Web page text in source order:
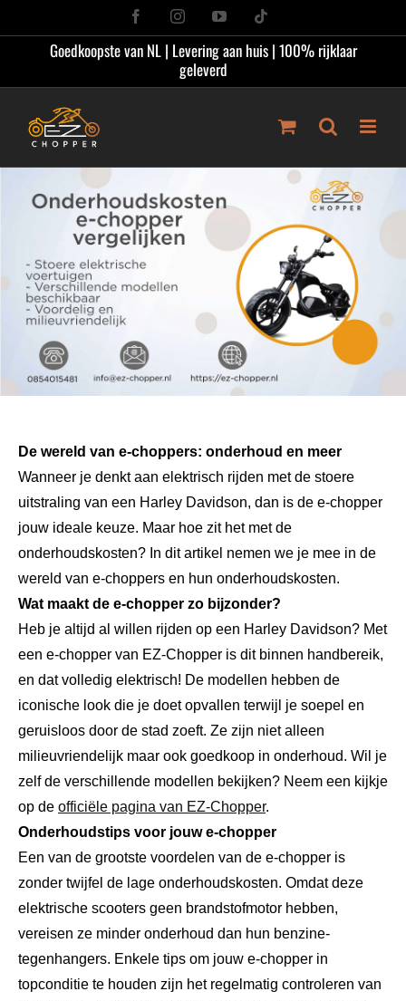
naar
FacebookInstagramYouTube
Goedkoopste van NL | Levering aan huis | 100% rijklaar
geleverd
De wereld van e-choppers: onderhoud en meer
Wanneer je denkt aan elektrisch rijden met de stoere
uitstraling van een Harley Davidson, dan is de e-chopper
jouw ideale keuze. Maar hoe zit het met de
onderhoudskosten? In dit artikel nemen we je mee in de
wereld van e-choppers en hun onderhoudskosten.
Wat maakt de e-chopper zo bijzonder?
Heb je altijd al willen rijden op een Harley Davidson? Met
een e-chopper van EZ-Chopper is dit binnen handbereik,
en dat volledig elektrisch! De modellen hebben de
iconische look die je doet opvallen terwijl je soepel en
geruisloos door de stad zoeft. Ze zijn niet alleen
milieuvriendelijk maar ook goedkoop in onderhoud. Wil je
zelf de verschillende modellen bekijken? Neem een kijkje
op de officiële pagina van EZ-Chopper.
Onderhoudstips voor jouw e-chopper
Een van de grootste voordelen van de e-chopper is
zonder twijfel de lage onderhoudskosten. Omdat deze
elektrische scooters geen brandstofmotor hebben,
vereisen ze minder onderhoud dan hun benzine-
tegenhangers. Enkele tips om jouw e-chopper in
topconditie te houden zijn het regelmatig controleren van